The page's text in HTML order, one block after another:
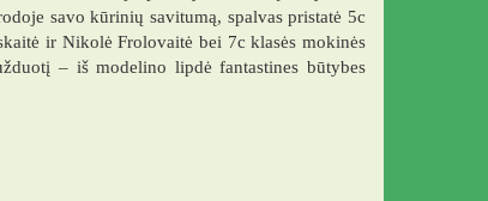
savo kūrinių savitumą, spalvas pristatė 5c
ir Nikolė Frolovaitė bei 7c klasės mokinės
– iš modelino lipdė fantastines būtybes